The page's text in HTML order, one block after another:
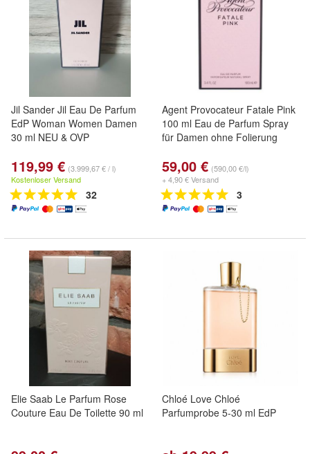
Jil Sander Jil Eau De Parfum
EdP Woman Women Damen
30 ml NEU & OVP
119,99 € (3.999,67 € / l)
Kostenloser Versand
32
Agent Provocateur Fatale Pink
100 ml Eau de Parfum Spray
für Damen ohne Folierung
59,00 € (590,00 €/l)
+ 4,90 € Versand
3
Elie Saab Le Parfum Rose
Couture Eau De Toilette 90 ml
Chloé Love Chloé
Parfumprobe 5-30 ml EdP